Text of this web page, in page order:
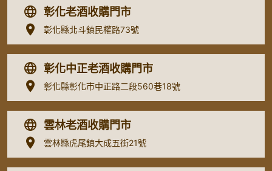
彰化老酒收購門市
彰化縣北斗鎮民權路73號
彰化中正老酒收購門市
彰化縣彰化市中正路二段560巷18號
雲林老酒收購門市
雲林縣虎尾鎮大成五街21號